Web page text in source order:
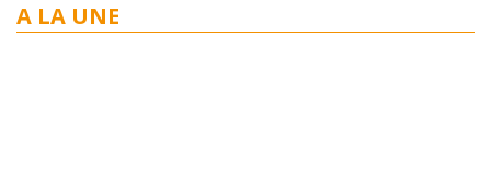
A LA UNE